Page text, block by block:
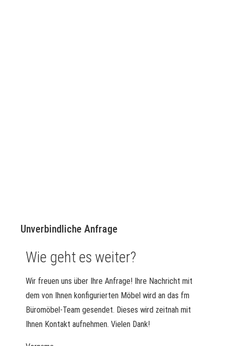
Unverbindliche Anfrage
Wie geht es weiter?
Wir freuen uns über Ihre Anfrage! Ihre Nachricht mit
dem von Ihnen konfigurierten Möbel wird an das fm
Büromöbel-Team gesendet. Dieses wird zeitnah mit
Ihnen Kontakt aufnehmen. Vielen Dank!